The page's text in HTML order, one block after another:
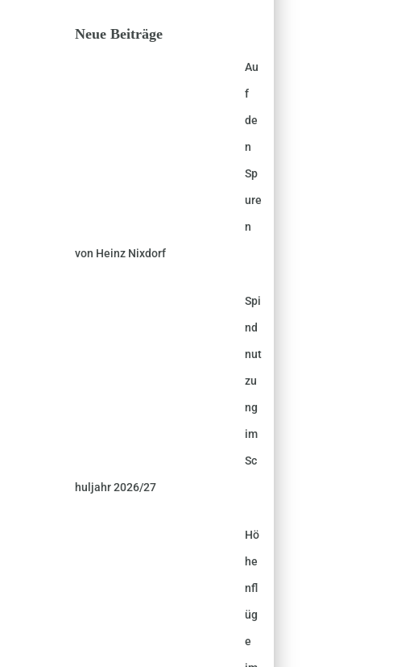
Neue Beiträge
Au
f
de
n
Sp
ure
n
von Heinz Nixdorf
Spi
nd
nut
zu
ng
im
Sc
huljahr 2026/27
Hö
he
nfl
üg
e